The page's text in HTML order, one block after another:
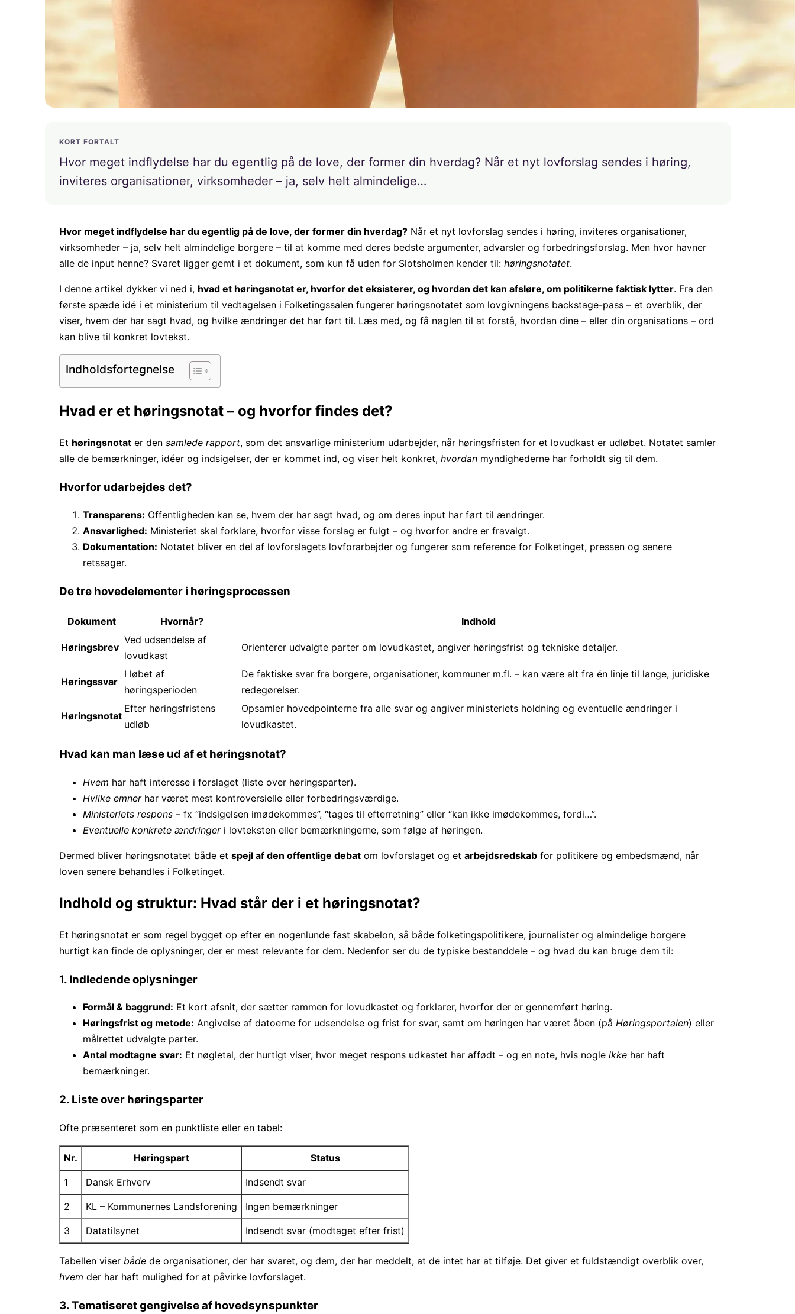
KORT FORTALT
Hvor meget indflydelse har du egentlig på de love, der former din hverdag? Når et nyt lovforslag sendes i høring,
inviteres organisationer, virksomheder – ja, selv helt almindelige…
Hvor meget indflydelse har du egentlig på de love, der former din hverdag? Når et nyt lovforslag sendes i høring, inviteres organisationer,
virksomheder – ja, selv helt almindelige borgere – til at komme med deres bedste argumenter, advarsler og forbedringsforslag. Men hvor havner
alle de input henne? Svaret ligger gemt i et dokument, som kun få uden for Slotsholmen kender til: høringsnotatet.
I denne artikel dykker vi ned i, hvad et høringsnotat er, hvorfor det eksisterer, og hvordan det kan afsløre, om politikerne faktisk lytter. Fra den
første spæde idé i et ministerium til vedtagelsen i Folketingssalen fungerer høringsnotatet som lovgivningens backstage-pass – et overblik, der
viser, hvem der har sagt hvad, og hvilke ændringer det har ført til. Læs med, og få nøglen til at forstå, hvordan dine – eller din organisations – ord
kan blive til konkret lovtekst.
Indholdsfortegnelse
Hvad er et høringsnotat – og hvorfor findes det?
Et høringsnotat er den samlede rapport, som det ansvarlige ministerium udarbejder, når høringsfristen for et lovudkast er udløbet. Notatet samler
alle de bemærkninger, idéer og indsigelser, der er kommet ind, og viser helt konkret, hvordan myndighederne har forholdt sig til dem.
Hvorfor udarbejdes det?
Transparens: Offentligheden kan se, hvem der har sagt hvad, og om deres input har ført til ændringer.
Ansvarlighed: Ministeriet skal forklare, hvorfor visse forslag er fulgt – og hvorfor andre er fravalgt.
Dokumentation: Notatet bliver en del af lovforslagets lovforarbejder og fungerer som reference for Folketinget, pressen og senere
retssager.
De tre hovedelementer i høringsprocessen
Dokument Hvornår? Indhold
Høringsbrev
Ved udsendelse af
lovudkast
Orienterer udvalgte parter om lovudkastet, angiver høringsfrist og tekniske detaljer.
Høringssvar
I løbet af
høringsperioden
De faktiske svar fra borgere, organisationer, kommuner m.fl. – kan være alt fra én linje til lange, juridiske
redegørelser.
Høringsnotat
Efter høringsfristens
udløb
Opsamler hovedpointerne fra alle svar og angiver ministeriets holdning og eventuelle ændringer i
lovudkastet.
Hvad kan man læse ud af et høringsnotat?
Hvem har haft interesse i forslaget (liste over høringsparter).
Hvilke emnerhar været mest kontroversielle eller forbedringsværdige.
Ministeriets respons – fx “indsigelsen imødekommes”, “tages til efterretning” eller “kan ikke imødekommes, fordi…”.
Eventuelle konkrete ændringeri lovteksten eller bemærkningerne, som følge af høringen.
Dermed bliver høringsnotatet både et spejl af den offentlige debat om lovforslaget og et arbejdsredskab for politikere og embedsmænd, når
loven senere behandles i Folketinget.
Indhold og struktur: Hvad står der i et høringsnotat?
Et høringsnotat er som regel bygget op efter en nogenlunde fast skabelon, så både folketingspolitikere, journalister og almindelige borgere
hurtigt kan finde de oplysninger, der er mest relevante for dem. Nedenfor ser du de typiske bestanddele – og hvad du kan bruge dem til:
1. Indledende oplysninger
Formål & baggrund: Et kort afsnit, der sætter rammen for lovudkastet og forklarer, hvorfor der er gennemført høring.
Høringsfrist og metode: Angivelse af datoerne for udsendelse og frist for svar, samt om høringen har været åben (på Høringsportalen) eller
målrettet udvalgte parter.
Antal modtagne svar: Et nøgletal, der hurtigt viser, hvor meget respons udkastet har affødt – og en note, hvis nogle ikke har haft
bemærkninger.
2. Liste over høringsparter
Ofte præsenteret som en punktliste eller en tabel:
Nr. Høringspart Status
1 Dansk Erhverv Indsendt svar
2 KL – Kommunernes Landsforening Ingen bemærkninger
3 Datatilsynet Indsendt svar (modtaget efter frist)
Tabellen viser både de organisationer, der har svaret, og dem, der har meddelt, at de intet har at tilføje. Det giver et fuldstændigt overblik over,
hvem der har haft mulighed for at påvirke lovforslaget.
3. Tematiseret gengivelse af hovedsynspunkter